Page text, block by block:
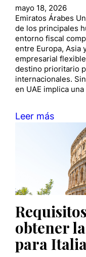
mayo 18, 2026
Emiratos Árabes
de los principales
entorno fiscal
entre Europa, Asia
empresarial
destino prioritario
internacionales.
en UAE implica
Leer más
obtener
para